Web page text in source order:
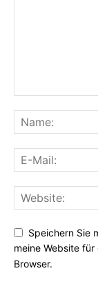
Speichern Sie
meine Website
Browser.